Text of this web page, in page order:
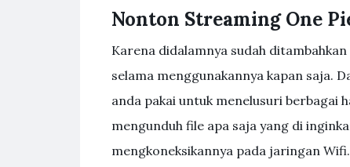
Nonton Streaming One
Karena didalamnya sudah
selama menggunakannya kapan saja.
anda pakai untuk menelusuri berbagai
mengunduh file apa saja yang di
mengkoneksikannya pada jaringan